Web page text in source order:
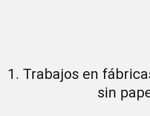
1. Trabajos en
sin